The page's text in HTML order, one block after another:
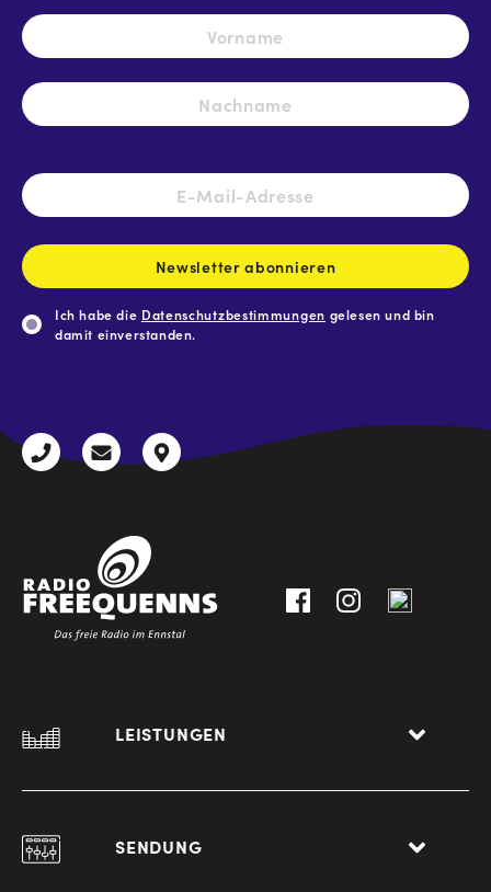
Name *
E-
Mail-
Newsletter abonnieren
Ich habe die Datenschutzbestimmungen gelesen und bin
damit einverstanden.
+43
radio@freequenns.at
Kulturhausstraße
LEISTUNGEN
SENDUNG